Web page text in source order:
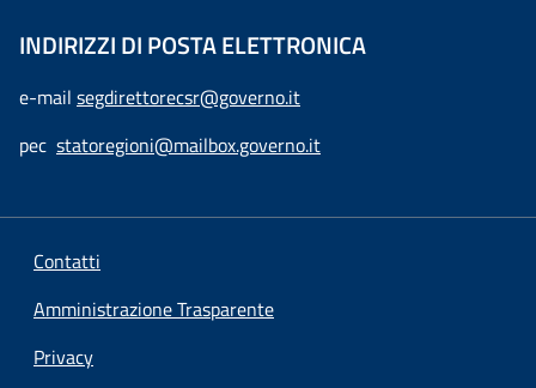
INDIRIZZI DI POSTA ELETTRONICA
e-mail segdirettorecsr@governo.it
pec statoregioni@mailbox.governo.it
Contatti
Amministrazione Trasparente
Privacy